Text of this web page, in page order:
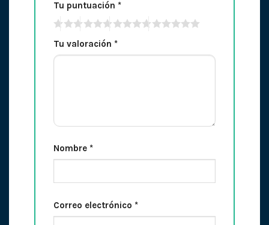
Tu puntuación *
Tu valoración *
Nombre *
Correo electrónico *